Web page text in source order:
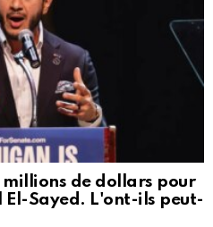
millions de dollars pour
Sayed. L'ont-ils peut-